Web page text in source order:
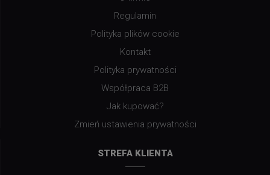
Regulamin
Polityka plików cookie
Kontakt
Polityka prywatności
Współpraca B2B
Jak kupować?
Zmień ustawienia prywatności
STREFA KLIENTA